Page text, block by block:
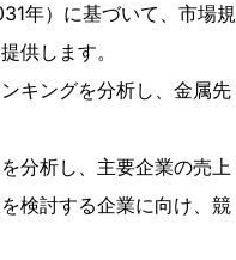
年）に基づいて、市場規
供します。
キングを分析し、金属先
分析し、主要企業の売上
検討する企業に向け、競